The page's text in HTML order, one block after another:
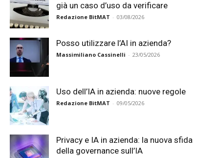
già un caso d’uso da verificare
Redazione BitMAT - 03/08/2026
Posso utilizzare l’AI in azienda?
Massimiliano Cassinelli - 23/05/2026
Uso dell’IA in azienda: nuove regole
Redazione BitMAT - 09/05/2026
Privacy e IA in azienda: la nuova sfida
della governance sull’IA